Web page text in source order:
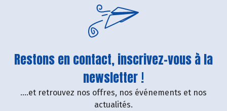
Restons en contact, inscrivez-vous à la
newsletter !
....et retrouvez nos offres, nos événements et nos
actualités.